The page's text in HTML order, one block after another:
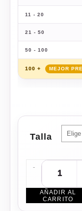
11 - 20
21 - 50
50 - 100
100 +
Talla
-
AÑADIR AL
CARRITO